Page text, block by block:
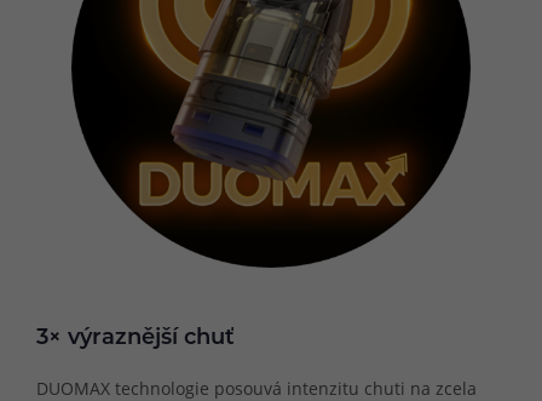
3× výraznější chuť
DUOMAX technologie posouvá intenzitu chuti na zcela